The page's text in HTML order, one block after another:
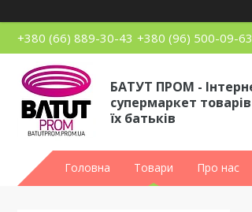
+380 (66) 889-30-43 +380 (96) 500-09-63
БАТУТ ПРОМ -
супермаркет
їх батьків
Головна Товари Про нас